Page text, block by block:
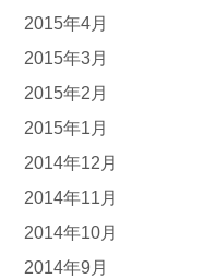
2015年4月
2015年3月
2015年2月
2015年1月
2014年12月
2014年11月
2014年10月
2014年9月